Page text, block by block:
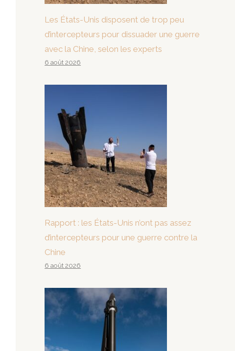
Les États-Unis disposent de trop peu
d’intercepteurs pour dissuader une guerre
avec la Chine, selon les experts
6 août 2026
Rapport : les États-Unis n’ont pas assez
d’intercepteurs pour une guerre contre la
Chine
6 août 2026